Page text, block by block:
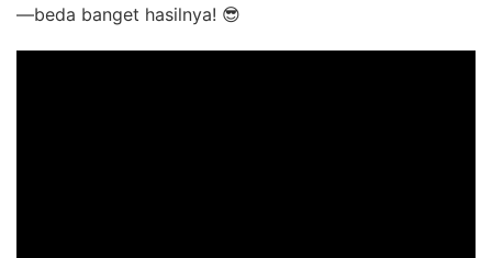
—beda banget hasilnya! 😎